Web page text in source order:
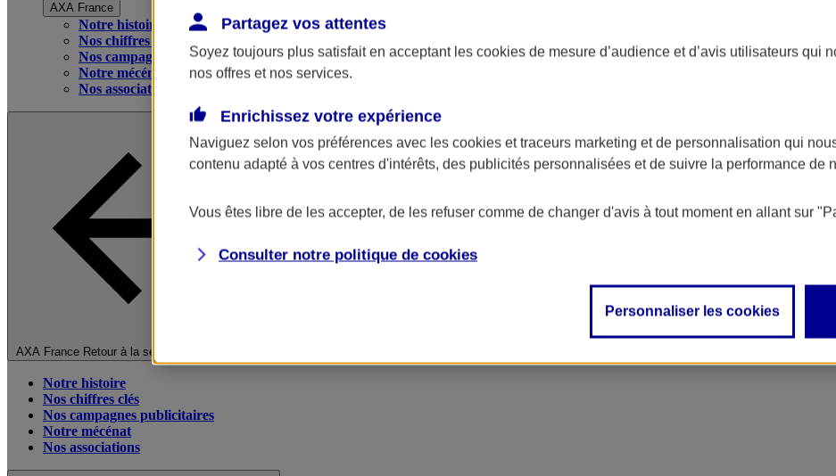
AXA France
Notre histoire
Nos chiffres clés
Nos campagnes publicitaires
Notre mécénat
Nos associations
AXA France Retour à la section précédente
Notre histoire
Nos chiffres clés
Nos campagnes publicitaires
Notre mécénat
Nos associations
Partagez vos attentes
Soyez toujours plus satisfait en acceptant les cookies de mesure d’audience et d’avis utilisateurs qui
nos offres et nos services.
Enrichissez votre expérience
Naviguez selon vos préférences avec les cookies et traceurs marketing et de personnalisation qui
contenu adapté à vos centres d'intérêts, des publicités personnalisées et de suivre la performance de
Vous êtes libre de les accepter, de les refuser comme de changer d'avis à tout moment en allant sur
Consulter notre politique de cookies
Personnaliser les cookies